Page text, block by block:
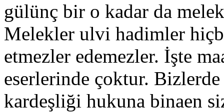
gülünç bir o kadar da
Melekler ulvi hadimler
etmezler edemezler. İşte
eserlerinde çoktur.
kardeşliği hukuna binaen